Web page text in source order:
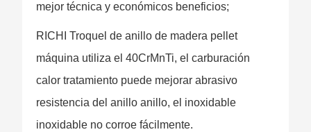
mejor técnica y económicos beneficios;
RICHI Troquel de anillo de madera pellet
máquina utiliza el 40CrMnTi, el carburación
calor tratamiento puede mejorar abrasivo
resistencia del anillo anillo, el inoxidable
inoxidable no corroe fácilmente.